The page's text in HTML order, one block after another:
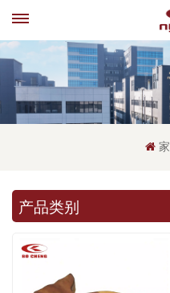
家
产品类别